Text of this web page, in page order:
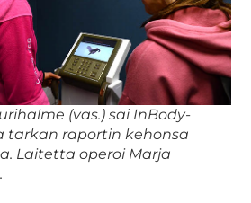
(vas.) sai InBody-
tarkan raportin kehonsa
Laitetta operoi Marja